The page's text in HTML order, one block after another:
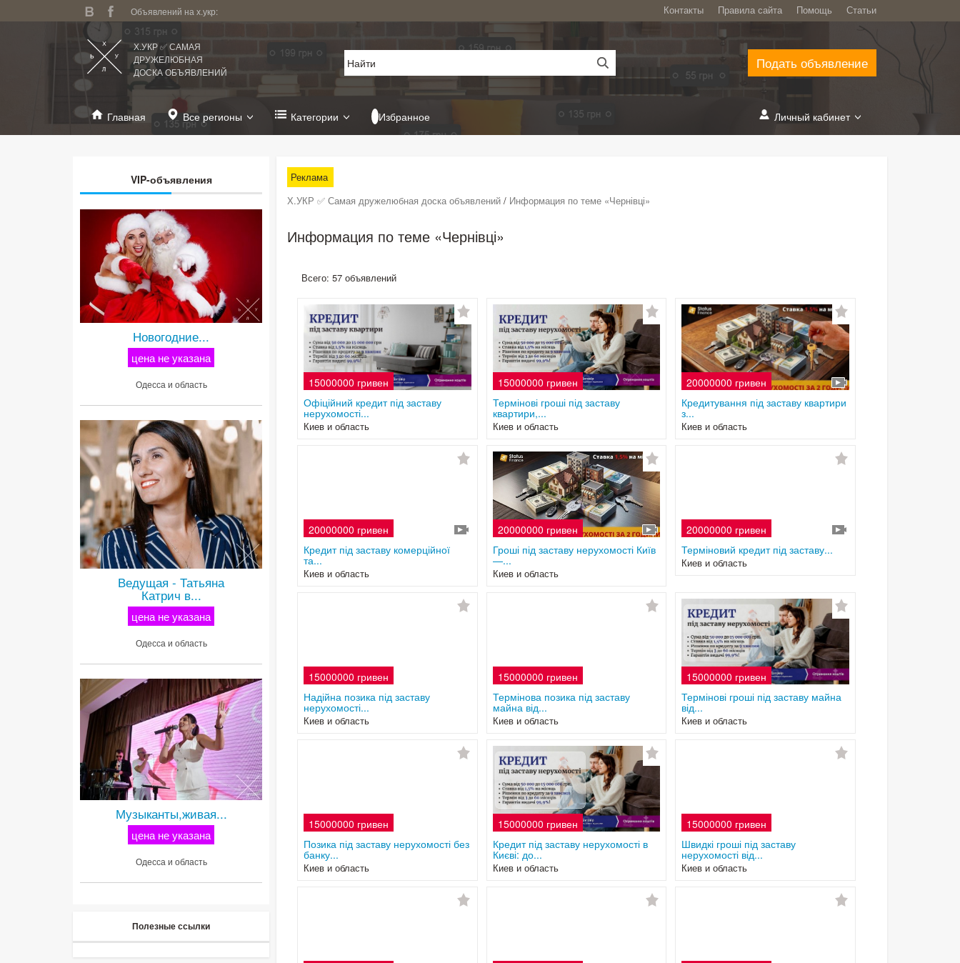
Объявлений на х.укр: Контакты Правила сайта Помощь Статьи
Х.УКР ✅ САМАЯ
ДРУЖЕЛЮБНАЯ
ДОСКА ОБЪЯВЛЕНИЙ
Подать объявление
Главная Все регионы Категории Избранное Личный кабинет
Реклама
Х.УКР ✅ Самая дружелюбная доска объявлений / Информация по теме «Чернівці»
Информация по теме «Чернівці»
Всего: 57 объявлений
15000000 гривен
Офіційний кредит під заставу
нерухомості...
Киев и область
15000000 гривен
Термінові гроші під заставу
квартири,...
Киев и область
20000000 гривен
Кредитування під заставу квартири
з...
Киев и область
20000000 гривен
Кредит під заставу комерційної
та...
Киев и область
20000000 гривен
Гроші під заставу нерухомості Київ
—...
Киев и область
20000000 гривен
Терміновий кредит під заставу...
Киев и область
15000000 гривен
Надійна позика під заставу
нерухомості...
Киев и область
15000000 гривен
Термінова позика під заставу
майна від...
Киев и область
15000000 гривен
Термінові гроші під заставу майна
від...
Киев и область
15000000 гривен
Позика під заставу нерухомості без
банку...
Киев и область
15000000 гривен
Кредит під заставу нерухомості в
Києві: до...
Киев и область
15000000 гривен
Швидкі гроші під заставу
нерухомості від...
Киев и область
VIP-объявления
Новогодние...
цена не указана
Одесса и область
Ведущая - Татьяна
Катрич в...
цена не указана
Одесса и область
Музыканты,живая...
цена не указана
Одесса и область
Полезные ссылки